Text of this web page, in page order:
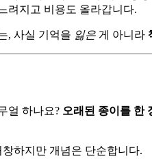
려지고 비용도 올라갑니다.
, 사실 기억을 잃은 게 아니라
얼 하나요? 오래된 종이를 한
하지만 개념은 단순합니다.